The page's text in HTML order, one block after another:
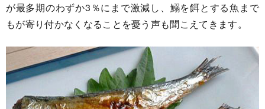
が最多期のわずか3％にまで激減し、鰯を餌とする魚まで
もが寄り付かなくなることを憂う声も聞こえてきます。